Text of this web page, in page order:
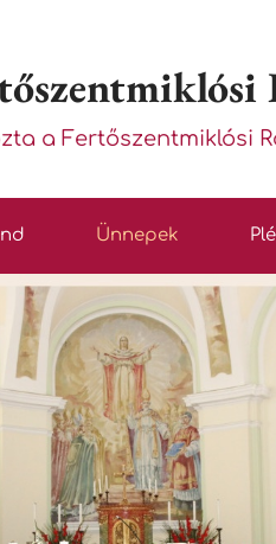
a Fertőszentmiklósi
Ünnepek